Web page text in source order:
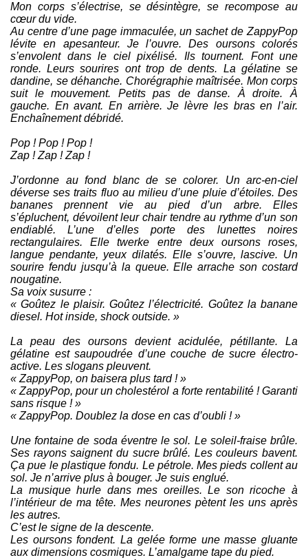
Mon corps s’électrise, se désintègre, se recompose au
cœur du vide.
Au centre d’une page immaculée, un sachet de ZappyPop
lévite en apesanteur. Je l’ouvre. Des oursons colorés
s’envolent dans le ciel pixélisé. Ils tournent. Font une
ronde. Leurs sourires ont trop de dents. La gélatine se
dandine, se déhanche. Chorégraphie maîtrisée. Mon corps
suit le mouvement. Petits pas de danse. À droite. À
gauche. En avant. En arrière. Je lèvre les bras en l’air.
Enchaînement débridé.
Pop ! Pop ! Pop !
Zap ! Zap ! Zap !
J’ordonne au fond blanc de se colorer. Un arc-en-ciel
déverse ses traits fluo au milieu d’une pluie d’étoiles. Des
bananes prennent vie au pied d’un arbre. Elles
s’épluchent, dévoilent leur chair tendre au rythme d’un son
endiablé. L’une d’elles porte des lunettes noires
rectangulaires. Elle twerke entre deux oursons roses,
langue pendante, yeux dilatés. Elle s’ouvre, lascive. Un
sourire fendu jusqu’à la queue. Elle arrache son costard
nougatine.
Sa voix susurre :
« Goûtez le plaisir. Goûtez l’électricité. Goûtez la banane
diesel. Hot inside, shock outside. »
La peau des oursons devient acidulée, pétillante. La
gélatine est saupoudrée d’une couche de sucre électro-
active. Les slogans pleuvent.
« ZappyPop, on baisera plus tard ! »
« ZappyPop, pour un cholestérol a forte rentabilité ! Garanti
sans risque ! »
« ZappyPop. Doublez la dose en cas d’oubli ! »
Une fontaine de soda éventre le sol. Le soleil-fraise brûle.
Ses rayons saignent du sucre brûlé. Les couleurs bavent.
Ça pue le plastique fondu. Le pétrole. Mes pieds collent au
sol. Je n’arrive plus à bouger. Je suis englué.
La musique hurle dans mes oreilles. Le son ricoche à
l’intérieur de ma tête. Mes neurones pètent les uns après
les autres.
C’est le signe de la descente.
Les oursons fondent. La gelée forme une masse gluante
aux dimensions cosmiques. L’amalgame tape du pied.